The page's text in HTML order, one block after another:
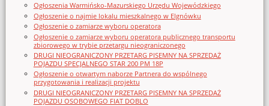
Ogłoszenia Warmińsko-Mazurskiego Urzędu Wojewódzkiego
Ogłoszenie o najmie lokalu mieszkalnego w Elgnówku
Ogłoszenie o zamiarze wyboru operatora
Ogłoszenie o zamiarze wyboru operatora publicznego transportu
zbiorowego w trybie przetargu nieograniczonego
DRUGI NIEOGRANICZONY PRZETARG PISEMNY NA SPRZEDAŻ
POJAZDU SPECJALNEGO STAR 200 PM 18P
Ogłoszenie o otwartym naborze Partnera do wspólnego
przygotowania i realizacji projektu
DRUGI NIEOGRANICZONY PRZETARG PISEMNY NA SPRZEDAŻ
POJAZDU OSOBOWEGO FIAT DOBLO